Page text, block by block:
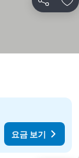
공유 즐
요금 보기